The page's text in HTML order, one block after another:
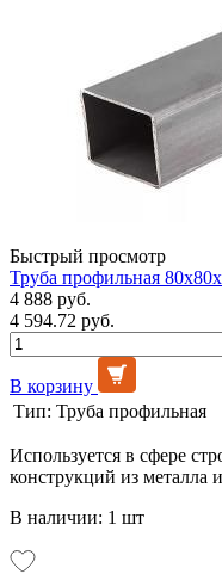
Быстрый просмотр
Труба профильная
4 888 руб.
4 594.72 руб.
В корзину
Тип: Труба профильная
Используется в сфере
конструкций из металла
В наличии: 1 шт